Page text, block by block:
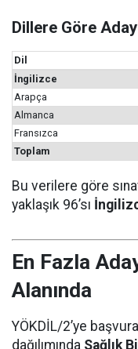
Dillere Göre Aday
Dil
İngilizce
Arapça
Almanca
Fransızca
Toplam
Bu verilere göre
yaklaşık 96’sı
En Fazla
Alanında
YÖKDİL/2’ye
dağılımında Sağlık